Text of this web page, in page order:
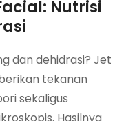
Nutrisi
dan dehidrasi? Jet
tekanan
sekaligus